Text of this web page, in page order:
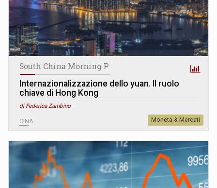
South China Morning P.
Internazionalizzazione dello yuan. Il ruolo
chiave di Hong Kong
di Federica Zambino
CINA Moneta & Mercati